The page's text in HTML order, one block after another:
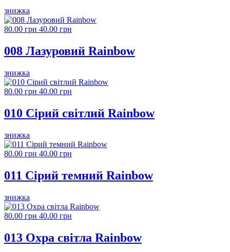
знижка
80.00 грн 40.00 грн
008 Лазуровий Rainbow
знижка
80.00 грн 40.00 грн
010 Сірий світлий Rainbow
знижка
80.00 грн 40.00 грн
011 Сірий темний Rainbow
знижка
80.00 грн 40.00 грн
013 Охра світла Rainbow